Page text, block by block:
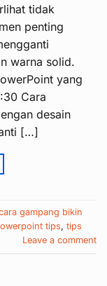
tidak
penting
warna solid.
yang
Cara
desain
[…]
gampang bikin
tips, tips
Leave a comment